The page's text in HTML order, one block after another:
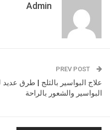
Admin
علاج البواسير بالثلج | طرق عديد
البواسير والشعور بالراحة